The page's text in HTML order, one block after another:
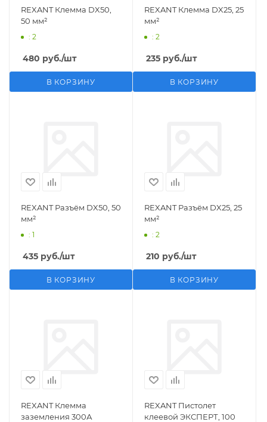
REXANT Клемма DX50,
50 мм²
: 2
480 руб./шт
В КОРЗИНУ
REXANT Клемма DX25, 25
мм²
: 2
235 руб./шт
В КОРЗИНУ
REXANT Разъём DX50, 50
мм²
: 1
435 руб./шт
В КОРЗИНУ
REXANT Разъём DX25, 25
мм²
: 2
210 руб./шт
В КОРЗИНУ
REXANT Клемма
заземления 300А
REXANT Пистолет
клеевой ЭКСПЕРТ, 100